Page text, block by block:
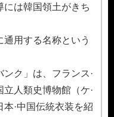
には韓国領土がきち
通用する名称という
ク」は、フランス·
人類史博物館（ケ·
·中国伝統衣装を紹